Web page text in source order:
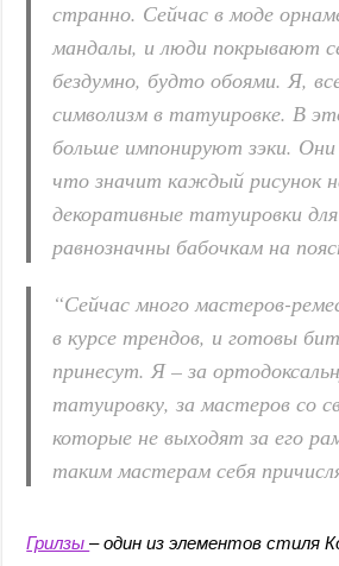
странно. Сейчас в моде
мандалы, и люди покрывают
бездумно, будто обоями. Я,
символизм в татуировке. В
больше импонируют зэки.
что значит каждый рисунок
декоративные татуировки
равнозначны бабочкам на
“Сейчас много мастеров-
в курсе трендов, и готовы
принесут. Я – за
татуировку, за мастеров со
которые не выходят за его
таким мастерам себя
Грилзы– один из элементов стиля